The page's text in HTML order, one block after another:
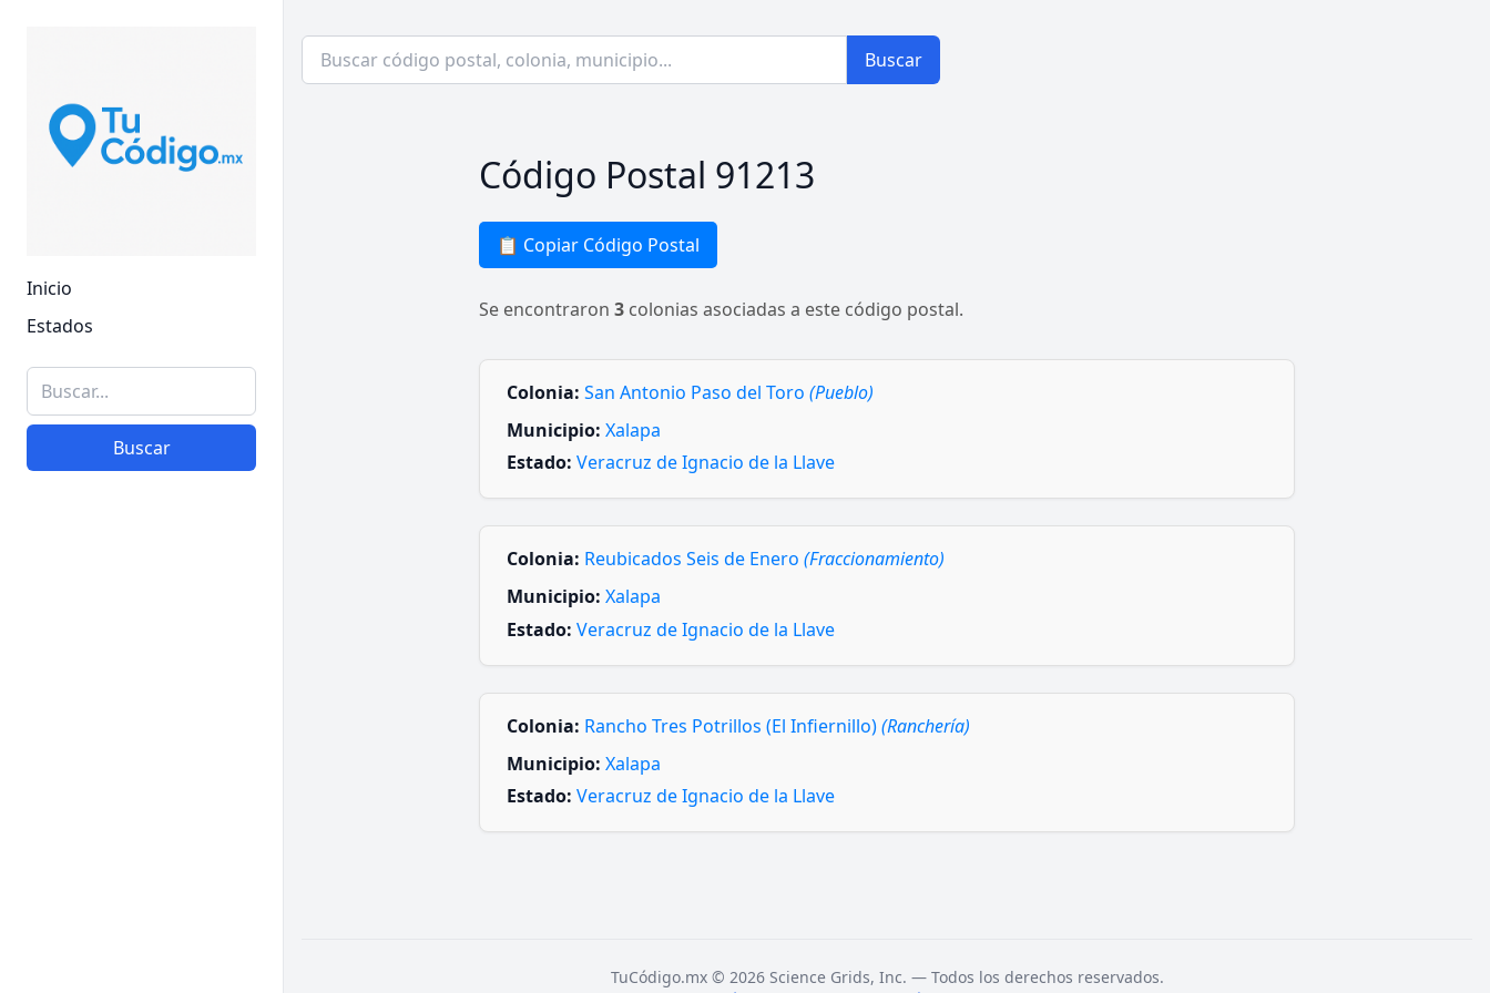
Inicio
Estados
Buscar
Buscar
Código Postal 91213
📋 Copiar Código Postal
Se encontraron 3 colonias asociadas a este código postal.
Colonia: San Antonio Paso del Toro (Pueblo)
Municipio: Xalapa
Estado: Veracruz de Ignacio de la Llave
Colonia: Reubicados Seis de Enero (Fraccionamiento)
Municipio: Xalapa
Estado: Veracruz de Ignacio de la Llave
Colonia: Rancho Tres Potrillos (El Infiernillo)(Ranchería)
Municipio: Xalapa
Estado: Veracruz de Ignacio de la Llave
TuCódigo.mx © 2026 Science Grids, Inc. — Todos los derechos reservados.